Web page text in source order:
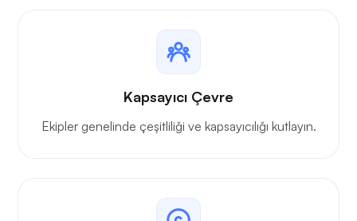
Kapsayıcı Çevre
Ekipler genelinde çeşitliliği ve kapsayıcılığı kutlayın.